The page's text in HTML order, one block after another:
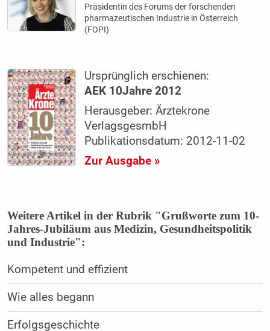
Präsidentin des Forums der forschenden
pharmazeutischen Industrie in Österreich
(FOPI)
Ursprünglich erschienen:
AEK 10Jahre 2012
Herausgeber: Ärztekrone
VerlagsgesmbH
Publikationsdatum: 2012-11-02
Zur Ausgabe »
Weitere Artikel in der Rubrik "Grußworte zum 10-
Jahres-Jubiläum aus Medizin, Gesundheitspolitik
und Industrie":
Kompetent und effizient
Wie alles begann
Erfolgsgeschichte